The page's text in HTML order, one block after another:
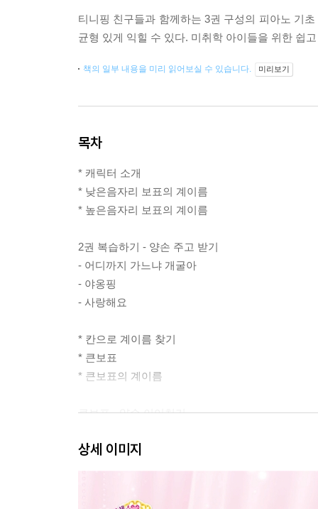
티니핑 친구들과 함께하는 3권 구성의 피아노 기
균형 있게 익힐 수 있다. 미취학 아이들을 위한 쉽
책의 일부 내용을 미리 읽어보실 수 있습니다. 미리보기
목차
* 캐릭터 소개
* 낮은음자리 보표의 계이름
* 높은음자리 보표의 계이름
2권 복습하기 - 양손 주고 받기
- 어디까지 가느냐 개굴아
- 야옹핑
- 사랑해요
* 칸으로 계이름 찾기
* 큰보표
* 큰보표의 계이름
큰보표 - 양손 이어치기
2. 스노우핑
5. 어린이
상세 이미지